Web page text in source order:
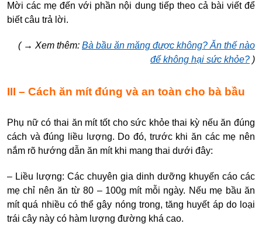
Mời các mẹ đến với phần nội dung tiếp theo cả bài viết để
biết câu trả lời.
( → Xem thêm: Bà bầu ăn măng được không? Ăn thế nào
để không hại sức khỏe? )
III – Cách ăn mít đúng và an toàn cho bà bầu
Phụ nữ có thai ăn mít tốt cho sức khỏe thai kỳ nếu ăn đúng
cách và đúng liều lượng. Do đó, trước khi ăn các mẹ nên
nắm rõ hướng dẫn ăn mít khi mang thai dưới đây:
– Liều lượng: Các chuyên gia dinh dưỡng khuyến cáo các
mẹ chỉ nên ăn từ 80 – 100g mít mỗi ngày. Nếu mẹ bầu ăn
mít quá nhiều có thể gây nóng trong, tăng huyết áp do loại
trái cây này có hàm lượng đường khá cao.